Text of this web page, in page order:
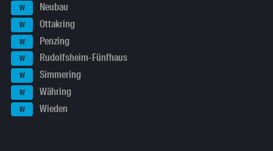
W Neubau
W Ottakring
W Penzing
W Rudolfsheim-Fünfhaus
W Simmering
W Währing
W Wieden